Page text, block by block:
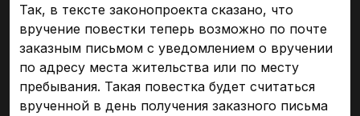
Так, в тексте законопроекта сказано, что
вручение повестки теперь возможно по почте
заказным письмом с уведомлением о вручении
по адресу места жительства или по месту
пребывания. Такая повестка будет считаться
врученной в день получения заказного письма